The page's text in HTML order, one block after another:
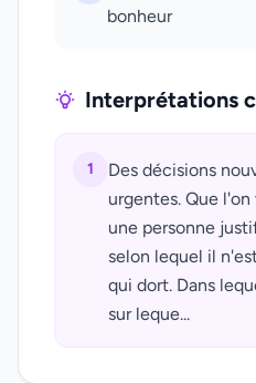
bonheur
Interprétations
1
Des décisions
urgentes. Que
une personne
selon lequel il
qui dort. Dans
sur leque...